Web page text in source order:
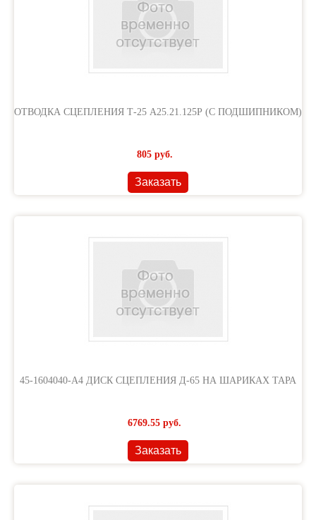
ОТВОДКА СЦЕПЛЕНИЯ Т-25 А25.21.125Р (С ПОДШИПНИКОМ)
805 руб.
Заказать
45-1604040-А4 ДИСК СЦЕПЛЕНИЯ Д-65 НА ШАРИКАХ ТАРА
6769.55 руб.
Заказать